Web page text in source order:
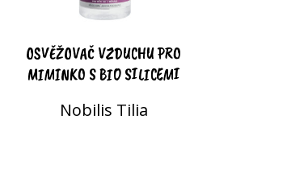
OSVĚŽOVAČ VZDUCHU PRO
MIMINKO S BIO SILICEMI
Nobilis Tilia